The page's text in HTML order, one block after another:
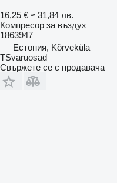
16,25 € ≈ 31,84 лв.
Компресор за въздух
1863947
Естония, Kõrveküla
TSvaruosad
Свържете се с продавача